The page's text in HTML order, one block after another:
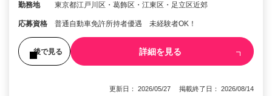
勤務地 東京都江戸川区・葛飾区・江東区・足立区近郊
応募資格 普通自動車免許所持者優遇 未経験者OK！
後で見る 詳細を見る
更新日： 2026/05/27 掲載終了日： 2026/08/14